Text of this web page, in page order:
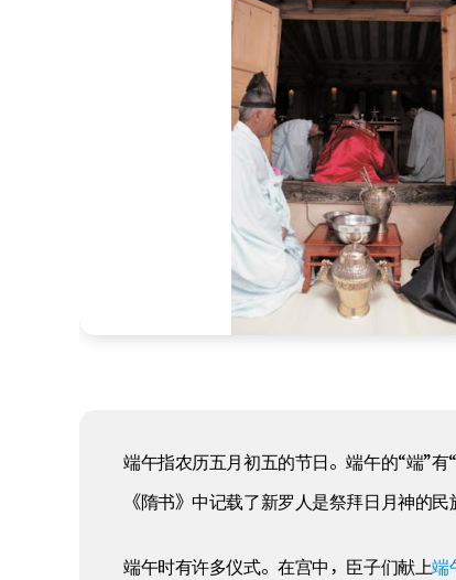
端午指农历五月初五的节日。端午的“端”
《隋书》中记载了新罗人是祭拜日月神的
端午时有许多仪式。在宫中，臣子们献上端